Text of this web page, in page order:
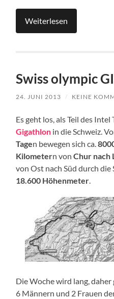
Weiterlesen
Swiss olympic
24. JUNI 2013 / KEINE
Es geht los, als Teil des Intel
Gigathlon in die Schweiz.
Tagen bewegen sich ca.
Kilometern vonChur nach
von Ost nach Süd durch
18.600 Höhenmeter.
Die Woche wird lang, daher
6 Männern und 2 Frauen